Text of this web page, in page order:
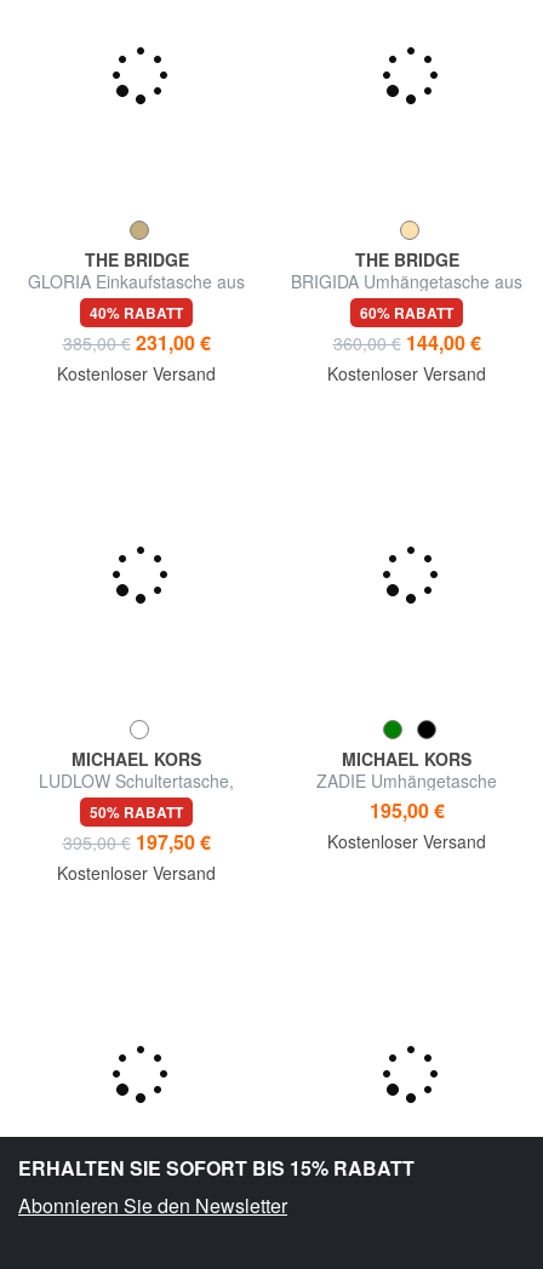
THE BRIDGE
GLORIA Einkaufstasche aus
Leder
40% RABATT
385,00 € 231,00 €
Kostenloser Versand
THE BRIDGE
BRIGIDA Umhängetasche aus
Leder
60% RABATT
360,00 € 144,00 €
Kostenloser Versand
MICHAEL KORS
LUDLOW Schultertasche,
Leder
50% RABATT
395,00 € 197,50 €
Kostenloser Versand
MICHAEL KORS
ZADIE Umhängetasche
195,00 €
Kostenloser Versand
ERHALTEN SIE SOFORT BIS 15% RABATT
Abonnieren Sie den Newsletter